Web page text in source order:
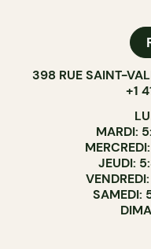
398 RUE SAINT-
+1
MARDI:
JEUDI:
SAMEDI: